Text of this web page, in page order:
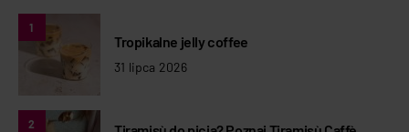
1
Tropikalne jelly coffee
31 lipca 2026
2